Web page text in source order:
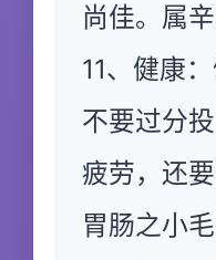
尚佳。属
11、健康
不要过分
疲劳，还
胃肠之小毛